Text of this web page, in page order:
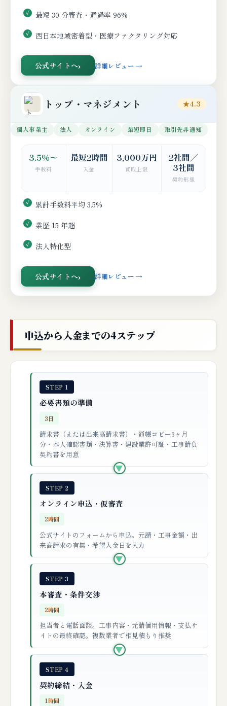
最短 30 分審査・通過率 96%
西日本地域密着型・医療ファクタリング対応
公式サイトへ 詳細レビュー →
トップ・マネジメント ★4.3
個人事業主 法人 オンライン 最短即日 取引先非通知
3.5%〜
手数料
最短2時間
入金
3,000万円
買取上限
2社間／
3社間
契約形態
累計手数料平均 3.5%
業歴 15 年超
法人特化型
公式サイトへ 詳細レビュー →
申込から入金までの4ステップ
STEP 1
必要書類の準備
3日
請求書（または出来高請求書）・通帳コピー3ヶ月
分・本人確認書類・決算書・建設業許可証・工事請負
契約書を用意
▶
STEP 2
オンライン申込・仮審査
2時間
公式サイトのフォームから申込。元請・工事金額・出
来高請求の有無・希望入金日を入力
▶
STEP 3
本審査・条件交渉
2時間
担当者と電話面談。工事内容・元請信用情報・支払サ
イトの最終確認。複数業者で相見積もり推奨
▶
STEP 4
契約締結・入金
1時間